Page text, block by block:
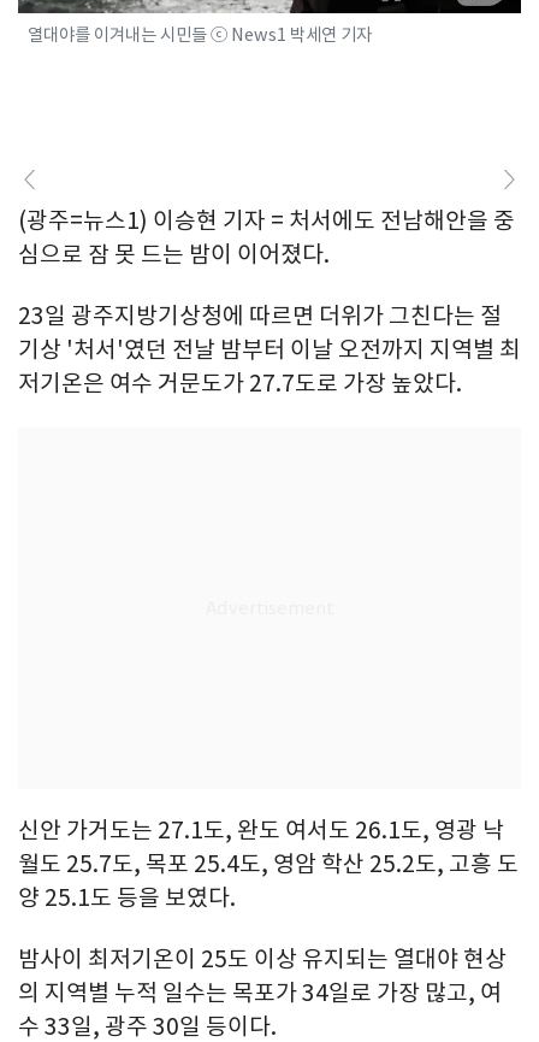
열대야를 이겨내는 시민들 ⓒ News1 박세연 기자
(광주=뉴스1) 이승현 기자 = 처서에도 전남해안을 중
심으로 잠 못 드는 밤이 이어졌다.
23일 광주지방기상청에 따르면 더위가 그친다는 절
기상 '처서'였던 전날 밤부터 이날 오전까지 지역별 최
저기온은 여수 거문도가 27.7도로 가장 높았다.
신안 가거도는 27.1도, 완도 여서도 26.1도, 영광 낙
월도 25.7도, 목포 25.4도, 영암 학산 25.2도, 고흥 도
양 25.1도 등을 보였다.
밤사이 최저기온이 25도 이상 유지되는 열대야 현상
의 지역별 누적 일수는 목포가 34일로 가장 많고, 여
수 33일, 광주 30일 등이다.